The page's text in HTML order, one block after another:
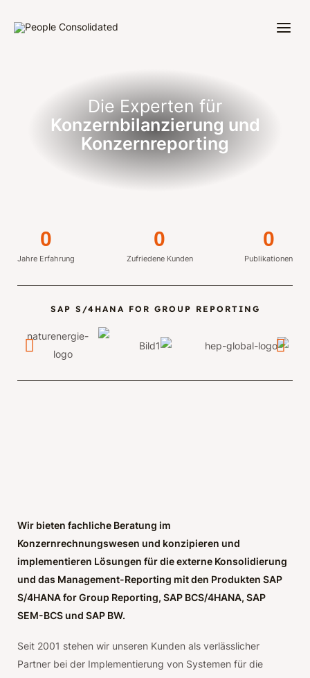
Die Experten für
Konzernbilanzierung und
Konzernreporting
0
Jahre Erfahrung
0
Zufriedene Kunden
0
Publikationen
SAP S/4HANA FOR GROUP REPORTING
Wir bieten fachliche Beratung im
Konzernrechnungswesen und konzipieren und
implementieren Lösungen für die externe Konsolidierung
und das Management-Reporting mit den Produkten SAP
S/4HANA for Group Reporting, SAP BCS/4HANA, SAP
SEM-BCS und SAP BW.
Seit 2001 stehen wir unseren Kunden als verlässlicher
Partner bei der Implementierung von Systemen für die